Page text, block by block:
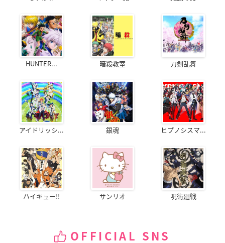
HUNTER... 暗殺教室 刀剣乱舞
アイドリッシ... 銀魂 ヒプノシスマ...
ハイキュー!! サンリオ 呪術廻戦
OFFICIAL SNS